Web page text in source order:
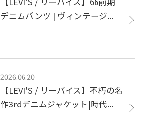
デニムパンツ | ヴィンテージ...
2026.06.20
【LEVI'S / リーバイス】不朽の名
作3rdデニムジャケット|時代...